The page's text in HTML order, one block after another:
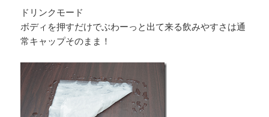
ドリンクモード
ボディを押すだけでぶわーっと出て来る飲みやすさは通
常キャップそのまま！